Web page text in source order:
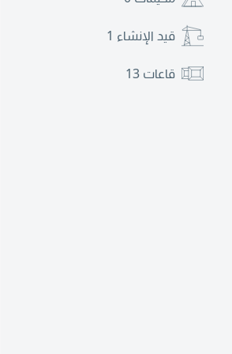
قيد الإنشاء 1
قاعات 13